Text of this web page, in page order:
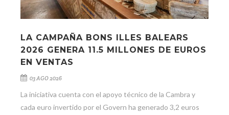
LA CAMPAÑA BONS ILLES BALEARS
2026 GENERA 11.5 MILLONES DE EUROS
EN VENTAS
03 AGO 2026
La iniciativa cuenta con el apoyo técnico de la Cambra y
cada euro invertido por el Govern ha generado 3,2 euros